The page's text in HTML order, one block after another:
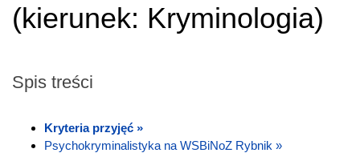
(kierunek: Kryminologia)
Spis treści
Kryteria przyjęć »
Psychokryminalistyka na WSBiNoZ Rybnik »